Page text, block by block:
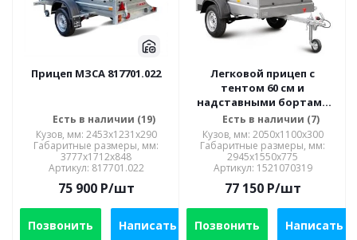
Прицеп МЗСА 817701.022
Есть в наличии (19)
Кузов, мм: 2453x1231x290
Габаритные размеры, мм:
3777x1712x848
Артикул: 817701.022
75 900P/шт
Позвонить Написать
Легковой прицеп с
тентом 60 см и
надставными бортами
МЗСА 817700.002
Есть в наличии (7)
Кузов, мм: 2050x1100x300
Габаритные размеры, мм:
2945х1550х775
Артикул: 1521070319
77 150P/шт
Позвонить Написать